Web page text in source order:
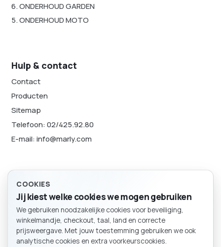
6. ONDERHOUD GARDEN
5. ONDERHOUD MOTO
Hulp & contact
Contact
Producten
Sitemap
Telefoon: 02/425.92.80
E-mail: info@marly.com
Juridisch
Privacybeleid
Cookievoorkeuren
Sitemap
COOKIES
Jij kiest welke cookies we mogen gebruiken
We gebruiken noodzakelijke cookies voor beveiliging,
winkelmandje, checkout, taal, land en correcte
prijsweergave. Met jouw toestemming gebruiken we ook
analytische cookies en extra voorkeurscookies.
BESTELLING
Winkelmand